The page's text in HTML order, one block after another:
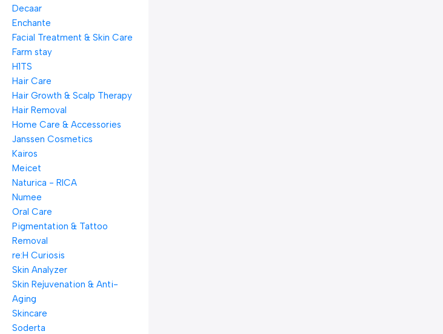
Decaar
Enchante
Facial Treatment & Skin Care
Farm stay
H1TS
Hair Care
Hair Growth & Scalp Therapy
Hair Removal
Home Care & Accessories
Janssen Cosmetics
Kairos
Meicet
Naturica - RICA
Numee
Oral Care
Pigmentation & Tattoo
Removal
re:H Curiosis
Skin Analyzer
Skin Rejuvenation & Anti-
Aging
Skincare
Soderta